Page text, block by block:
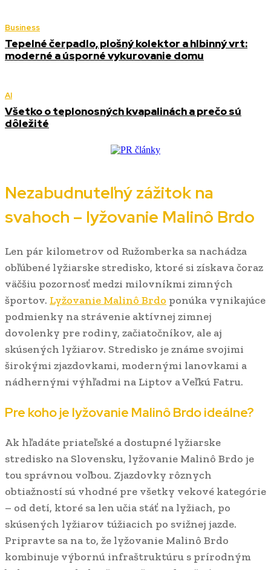
Business
Tepelné čerpadlo, plošný kolektor a hlbinný vrt:
moderné a úsporné vykurovanie domu
AI
Všetko o teplonosných kvapalinách a prečo sú
dôležité
Nezabudnuteľný zážitok na
svahoch – lyžovanie Malinô Brdo
Len pár kilometrov od Ružomberka sa nachádza
obľúbené lyžiarske stredisko, ktoré si získava čoraz
väčšiu pozornosť medzi milovníkmi zimných
športov. Lyžovanie Malinô Brdo ponúka vynikajúce
podmienky na strávenie aktívnej zimnej
dovolenky pre rodiny, začiatočníkov, ale aj
skúsených lyžiarov. Stredisko je známe svojimi
širokými zjazdovkami, modernými lanovkami a
nádhernými výhľadmi na Liptov a Veľkú Fatru.
Pre koho je lyžovanie Malinô Brdo ideálne?
Ak hľadáte priateľské a dostupné lyžiarske
stredisko na Slovensku, lyžovanie Malinô Brdo je
tou správnou voľbou. Zjazdovky rôznych
obtiažností sú vhodné pre všetky vekové kategórie
– od detí, ktoré sa len učia stáť na lyžiach, po
skúsených lyžiarov túžiacich po svižnej jazde.
Pripravte sa na to, že lyžovanie Malinô Brdo
kombinuje výbornú infraštruktúru s prírodným